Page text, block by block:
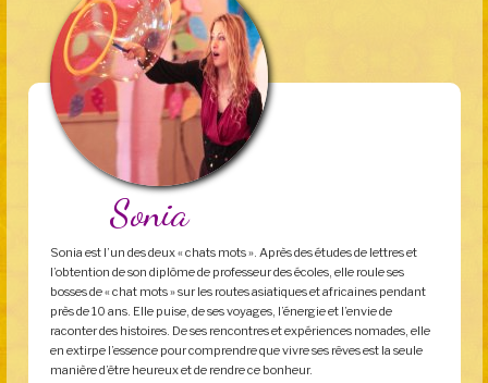
Sonia
Sonia est l’un des deux « chats mots ». Après des études de lettres et
l’obtention de son diplôme de professeur des écoles, elle roule ses
bosses de « chat mots » sur les routes asiatiques et africaines pendant
près de 10 ans. Elle puise, de ses voyages, l’énergie et l’envie de
raconter des histoires. De ses rencontres et expériences nomades, elle
en extirpe l’essence pour comprendre que vivre ses rêves est la seule
manière d’être heureux et de rendre ce bonheur.